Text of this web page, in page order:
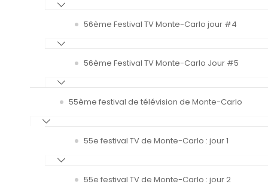
56ème Festival TV Monte-Carlo jour #4
56ème Festival TV Monte-Carlo Jour #5
55ème festival de télévision de Monte-Carlo
55e festival TV de Monte-Carlo : jour 1
55e festival TV de Monte-Carlo : jour 2